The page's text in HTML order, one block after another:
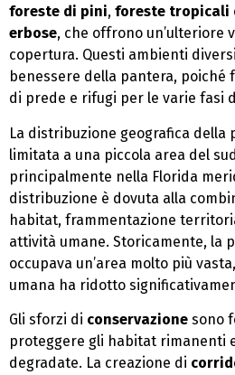
foreste di pini, foreste tropicali
erbose, che offrono un’ulteriore
copertura. Questi ambienti
benessere della pantera, poiché
di prede e rifugi per le varie fasi
La distribuzione geografica della
limitata a una piccola area del
principalmente nella Florida
distribuzione è dovuta alla
habitat, frammentazione
attività umane. Storicamente, la
occupava un’area molto più
umana ha ridotto
Gli sforzi di conservazione sono
proteggere gli habitat rimanenti
degradate. La creazione di